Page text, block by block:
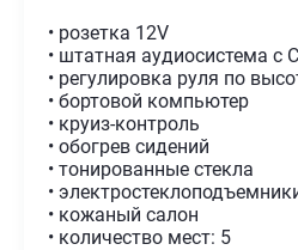
• розетка 12V
• штатная аудиосистема с
• регулировка руля по
• бортовой компьютер
• круиз-контроль
• обогрев сидений
• тонированные стекла
•
• кожаный салон
• количество мест: 5